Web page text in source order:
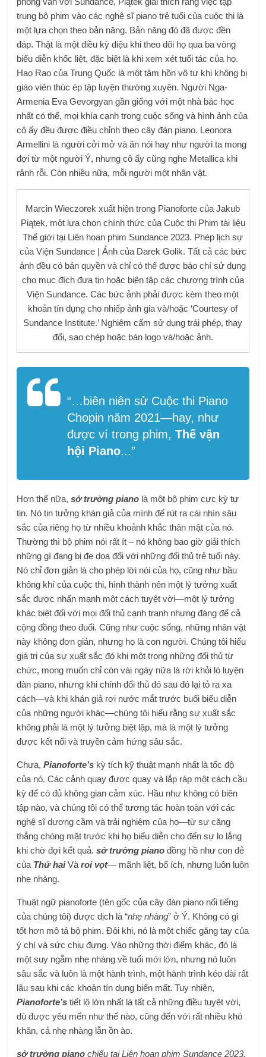
trung bộ phim vào các nghệ sĩ piano trẻ tuổi của cuộc thi là
một lựa chọn theo bản năng. Bản năng đó đã được đền
đáp. Thật là một điều kỳ diệu khi theo dõi họ qua ba vòng
biểu diễn khốc liệt, đặc biệt là khi xem xét tuổi tác của họ.
Hao Rao của Trung Quốc là một tâm hồn vô tư khi không bị
giáo viên thúc ép tập luyện thường xuyên. Người Nga-
Armenia Eva Gevorgyan gần giống với một nhà bác học
nhất có thể, mọi khía cạnh trong cuộc sống và hình ảnh của
cô ấy đều được điều chỉnh theo cây đàn piano. Leonora
Armellini là người cởi mở và ăn nói hay như người ta mong
đợi từ một người Ý, nhưng cô ấy cũng nghe Metallica khi
rảnh rỗi. Còn nhiều nữa, mỗi người một nhân vật.
Marcin Wieczorek xuất hiện trong Pianoforte của Jakub
Piątek, một lựa chọn chính thức của Cuộc thi Phim tài liệu
Thế giới tại Liên hoan phim Sundance 2023. Phép lịch sự
của Viện Sundance | Ảnh của Darek Golik. Tất cả các bức
ảnh đều có bản quyền và chỉ có thể được báo chí sử dụng
cho mục đích đưa tin hoặc biên tập các chương trình của
Viện Sundance. Các bức ảnh phải được kèm theo một
khoản tín dụng cho nhiếp ảnh gia và/hoặc ‘Courtesy of
Sundance Institute.’ Nghiêm cấm sử dụng trái phép, thay
đổi, sao chép hoặc bán logo và/hoặc ảnh.
“…biên niên sử Cuộc thi Piano
Chopin năm 2021—hay, như
được ví trong phim,Thế vận
hội Piano...”
Hơn thế nữa, sở trường piano là một bộ phim cực kỳ tự
tin. Nó tin tưởng khán giả của mình để rút ra cái nhìn sâu
sắc của riêng họ từ nhiều khoảnh khắc thân mật của nó.
Thường thì bộ phim nói rất ít – nó không bao giờ giải thích
những gì đang bị đe dọa đối với những đối thủ trẻ tuổi này.
Nó chỉ đơn giản là cho phép lời nói của họ, cũng như bầu
không khí của cuộc thi, hình thành nên một lý tưởng xuất
sắc được nhấn mạnh một cách tuyệt vời—một lý tưởng
khác biệt đối với mọi đối thủ cạnh tranh nhưng đáng để cả
cộng đồng theo đuổi. Cũng như cuộc sống, những nhân vật
này không đơn giản, nhưng họ là con người. Chúng tôi hiểu
giá trị của sự xuất sắc đó khi một trong những đối thủ từ
chức, mong muốn chỉ còn vài ngày nữa là rời khỏi lò luyện
đàn piano, nhưng khi chính đối thủ đó sau đó lại tỏ ra xa
cách—và khi khán giả rơi nước mắt trước buổi biểu diễn
của những người khác—chúng tôi hiểu rằng sự xuất sắc
không phải là một lý tưởng biệt lập, mà là một lý tưởng
được kết nối và truyền cảm hứng sâu sắc.
Chưa,Pianoforte’s kỳ tích kỹ thuật mạnh nhất là tốc độ
của nó. Các cảnh quay được quay và lắp ráp một cách cầu
kỳ để có đủ không gian cảm xúc. Hầu như không có biên
tập nào, và chúng tôi có thể tương tác hoàn toàn với các
nghệ sĩ dương cầm và trải nghiệm của họ—từ sự căng
thẳng chóng mặt trước khi họ biểu diễn cho đến sự lo lắng
khi chờ đợi kết quả.sở trường piano đồng hồ như con đẻ
của Thứ haiVàroi vọt— mãnh liệt, bổ ích, nhưng luôn luôn
nhẹ nhàng.
Thuật ngữ pianoforte (tên gốc của cây đàn piano nổi tiếng
của chúng tôi) được dịch là “nhẹ nhàng” ở Ý. Không có gì
tốt hơn mô tả bộ phim. Đôi khi, nó là một chiếc găng tay của
ý chí và sức chịu đựng. Vào những thời điểm khác, đó là
một suy ngẫm nhẹ nhàng về tuổi mới lớn, nhưng nó luôn
sâu sắc và luôn là một hành trình, một hành trình kéo dài rất
lâu sau khi các khoản tín dụng biến mất. Tuy nhiên,
Pianoforte’s tiết lộ lớn nhất là tất cả những điều tuyệt vời,
dù được yêu mến như thế nào, cũng đến với rất nhiều khó
khăn, cả nhẹ nhàng lẫn ồn ào.
sở trường piano chiếu tại Liên hoan phim Sundance 2023.